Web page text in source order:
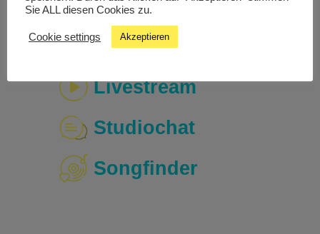
Livestream
Studiochat
Songfinder
Sie ALL diesen Cookies zu.
Cookie settings Akzeptieren